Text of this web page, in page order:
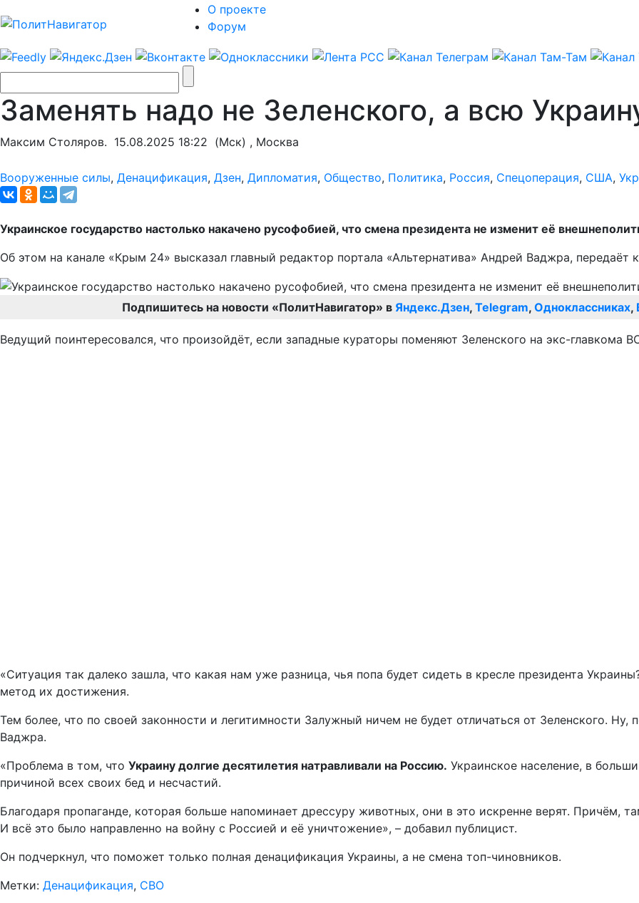
О проекте
Форум
Заменять надо не Зеленского, а всю
Максим Столяров. 15.08.2025 18:22 (Мск) , Москва
Вооруженные силы, Денацификация, Дзен, Дипломатия, Общество, Политика, Россия, Спецоперация, США,
Украинское государство настолько накачено русофобией, что смена президента не изменит её
Об этом на канале «Крым 24» высказал главный редактор портала «Альтернатива» Андрей Ваджра, передаёт
Подпишитесь на новости «ПолитНавигатор» в Яндекс.Дзен, Telegram, Одноклассниках,
Ведущий поинтересовался, что произойдёт, если западные кураторы поменяют Зеленского на экс-главкома
«Ситуация так далеко зашла, что какая нам уже разница, чья попа будет сидеть в кресле президента
метод их достижения.
Тем более, что по своей законности и легитимности Залужный ничем не будет отличаться от Зеленского. Ну,
Ваджра.
«Проблема в том, что Украину долгие десятилетия натравливали на Россию. Украинское население, в
причиной всех своих бед и несчастий.
Благодаря пропаганде, которая больше напоминает дрессуру животных, они в это искренне верят. Причём,
И всё это было направленно на войну с Россией и её уничтожение», – добавил публицист.
Он подчеркнул, что поможет только полная денацификация Украины, а не смена топ-чиновников.
Метки: Денацификация, СВО